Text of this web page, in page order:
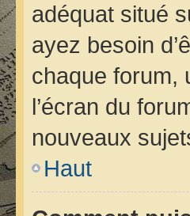
adéquat situé
ayez besoin
chaque forum,
l’écran du
nouveaux
Haut